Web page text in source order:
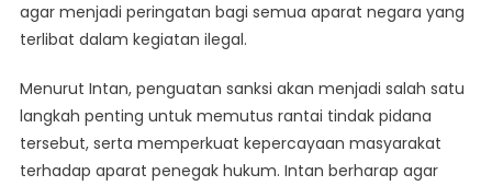
agar menjadi peringatan bagi semua aparat negara yang
terlibat dalam kegiatan ilegal.
Menurut Intan, penguatan sanksi akan menjadi salah satu
langkah penting untuk memutus rantai tindak pidana
tersebut, serta memperkuat kepercayaan masyarakat
terhadap aparat penegak hukum. Intan berharap agar